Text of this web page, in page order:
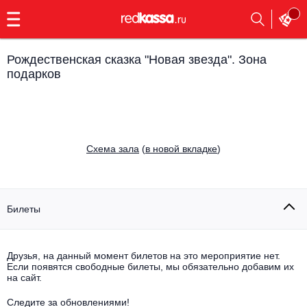
Выбрать мероприятие
Выбрать другой город
23:00
Заказать
обратный
Rap, hip-hop, RnB
Концерты на теплоходе
Поэтический вечер
Все события
Рождественская сказка "Новая звезда". Зона
подарков
Cхема зала (в новой вкладке)
Билеты
Друзья, на данный момент билетов на это мероприятие нет.
Если появятся свободные билеты, мы обязательно добавим их
на сайт.
Следите за обновлениями!